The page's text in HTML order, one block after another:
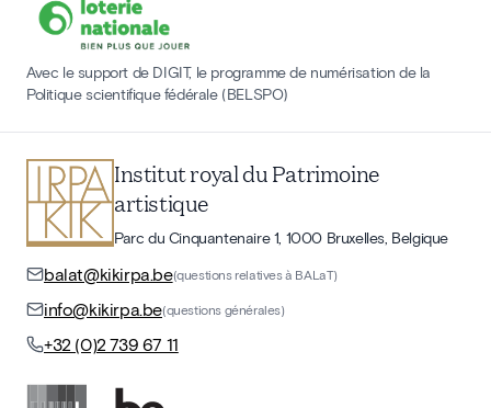
Avec le support de DIGIT, le programme de numérisation de la
Politique scientifique fédérale (BELSPO)
Institut royal du Patrimoine
artistique
Parc du Cinquantenaire 1, 1000 Bruxelles, Belgique
balat@kikirpa.be(questions relatives à BALaT)
info@kikirpa.be(questions générales)
+32 (0)2 739 67 11